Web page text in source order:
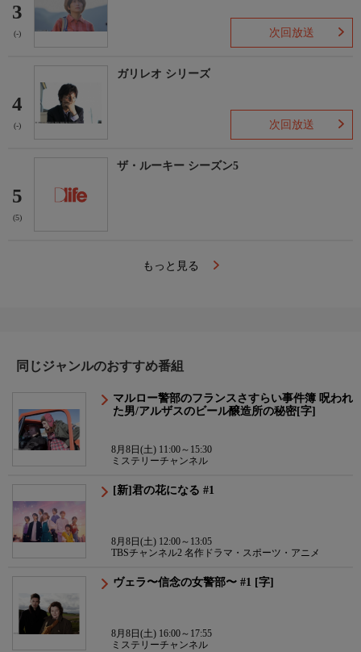
3
(-) 次回放送
4
(-)
ガリレオ シリーズ
次回放送
5
(5)
ザ・ルーキー シーズン5
もっと見る
同じジャンルのおすすめ番組
マルロー警部のフランスさすらい事件簿 呪われ
た男/アルザスのビール醸造所の秘密[字]
8月8日(土) 11:00～15:30
ミステリーチャンネル
[新]君の花になる #1
8月8日(土) 12:00～13:05
TBSチャンネル2 名作ドラマ・スポーツ・アニメ
ヴェラ〜信念の女警部〜 #1 [字]
8月8日(土) 16:00～17:55
ミステリーチャンネル